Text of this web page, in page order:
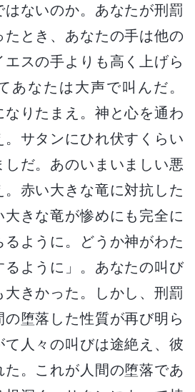
ないのか。あなたが刑罰
たとき、あなたの手は他の
スの手よりも高く上げら
あなたは大声で叫んだ。
なりたまえ。神と心を通わ
サタンにひれ伏すくらい
だ。あのいまいましい悪
赤い大きな竜に対抗した
大きな竜が惨めにも完全に
ように。どうか神がわた
るように」。あなたの叫び
きかった。しかし、刑罰
堕落した性質が再び明ら
人々の叫びは途絶え、彼
た。これが人間の堕落であ